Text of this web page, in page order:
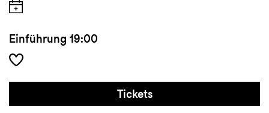
Einführung 19:00
Tickets